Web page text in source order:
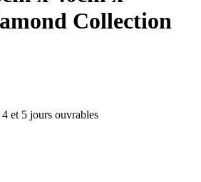
Collection
et 5 jours ouvrables